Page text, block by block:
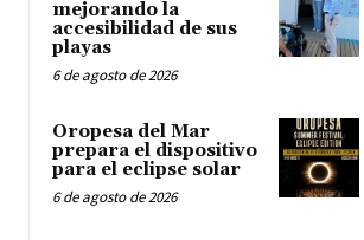
mejorando la
accesibilidad de sus
playas
6 de agosto de 2026
Oropesa del Mar
prepara el dispositivo
para el eclipse solar
6 de agosto de 2026